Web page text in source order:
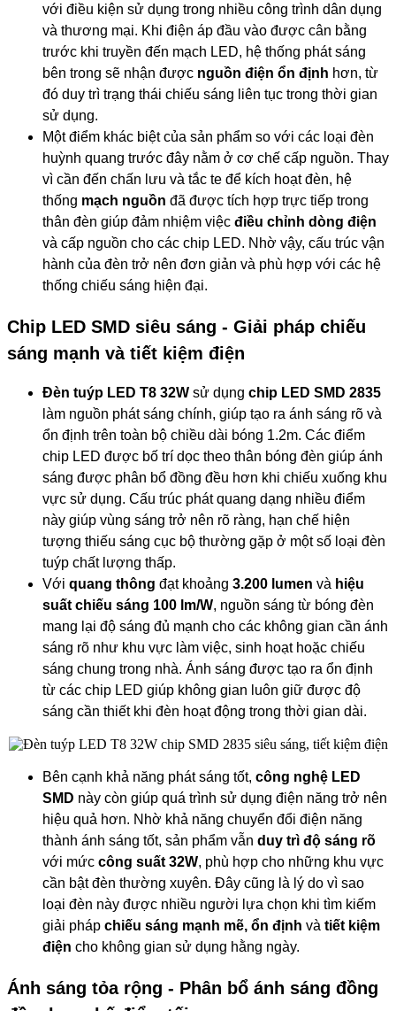
với điều kiện sử dụng trong nhiều công trình dân dụng
và thương mại. Khi điện áp đầu vào được cân bằng
trước khi truyền đến mạch LED, hệ thống phát sáng
bên trong sẽ nhận được nguồn điện ổn định hơn, từ
đó duy trì trạng thái chiếu sáng liên tục trong thời gian
sử dụng.
Một điểm khác biệt của sản phẩm so với các loại đèn
huỳnh quang trước đây nằm ở cơ chế cấp nguồn. Thay
vì cần đến chấn lưu và tắc te để kích hoạt đèn, hệ
thống mạch nguồn đã được tích hợp trực tiếp trong
thân đèn giúp đảm nhiệm việc điều chỉnh dòng điện
và cấp nguồn cho các chip LED. Nhờ vậy, cấu trúc vận
hành của đèn trở nên đơn giản và phù hợp với các hệ
thống chiếu sáng hiện đại.
Chip LED SMD siêu sáng - Giải pháp chiếu
sáng mạnh và tiết kiệm điện
Đèn tuýp LED T8 32W sử dụng chip LED SMD 2835
làm nguồn phát sáng chính, giúp tạo ra ánh sáng rõ và
ổn định trên toàn bộ chiều dài bóng 1.2m. Các điểm
chip LED được bố trí dọc theo thân bóng đèn giúp ánh
sáng được phân bổ đồng đều hơn khi chiếu xuống khu
vực sử dụng. Cấu trúc phát quang dạng nhiều điểm
này giúp vùng sáng trở nên rõ ràng, hạn chế hiện
tượng thiếu sáng cục bộ thường gặp ở một số loại đèn
tuýp chất lượng thấp.
Với quang thông đạt khoảng 3.200 lumen và hiệu
suất chiếu sáng 100 lm/W, nguồn sáng từ bóng đèn
mang lại độ sáng đủ mạnh cho các không gian cần ánh
sáng rõ như khu vực làm việc, sinh hoạt hoặc chiếu
sáng chung trong nhà. Ánh sáng được tạo ra ổn định
từ các chip LED giúp không gian luôn giữ được độ
sáng cần thiết khi đèn hoạt động trong thời gian dài.
Bên cạnh khả năng phát sáng tốt, công nghệ LED
SMD này còn giúp quá trình sử dụng điện năng trở nên
hiệu quả hơn. Nhờ khả năng chuyển đổi điện năng
thành ánh sáng tốt, sản phẩm vẫn duy trì độ sáng rõ
với mức công suất 32W, phù hợp cho những khu vực
cần bật đèn thường xuyên. Đây cũng là lý do vì sao
loại đèn này được nhiều người lựa chọn khi tìm kiếm
giải pháp chiếu sáng mạnh mẽ, ổn định và tiết kiệm
điện cho không gian sử dụng hằng ngày.
Ánh sáng tỏa rộng - Phân bổ ánh sáng đồng